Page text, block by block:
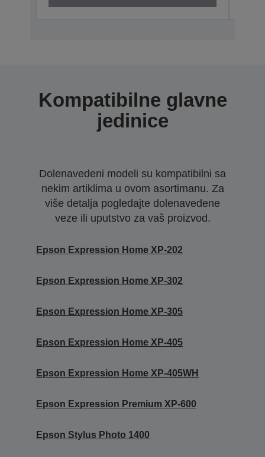
Kompatibilne glavne
jedinice
Dolenavedeni modeli su kompatibilni sa
nekim artiklima u ovom asortimanu. Za
više detalja pogledajte dolenavedene
veze ili uputstvo za vaš proizvod.
Epson Expression Home XP-202
Epson Expression Home XP-302
Epson Expression Home XP-305
Epson Expression Home XP-405
Epson Expression Home XP-405WH
Epson Expression Premium XP-600
Epson Stylus Photo 1400